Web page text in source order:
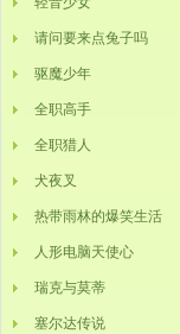
请问要来点兔子吗
驱魔少年
全职高手
全职猎人
犬夜叉
热带雨林的爆笑生活
人形电脑天使心
瑞克与莫蒂
塞尔达传说